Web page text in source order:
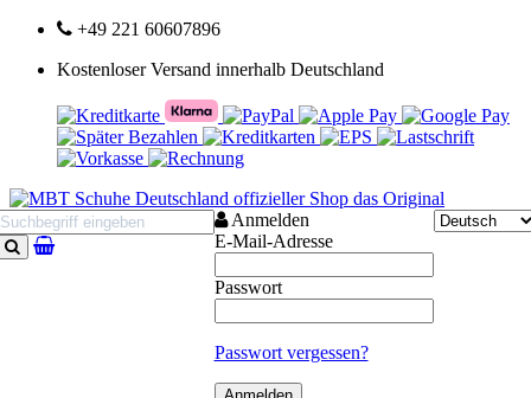
+49 221 60607896
Kostenloser Versand innerhalb Deutschland
Suchen
Anmelden
E-Mail-Adresse
Passwort
Passwort vergessen?